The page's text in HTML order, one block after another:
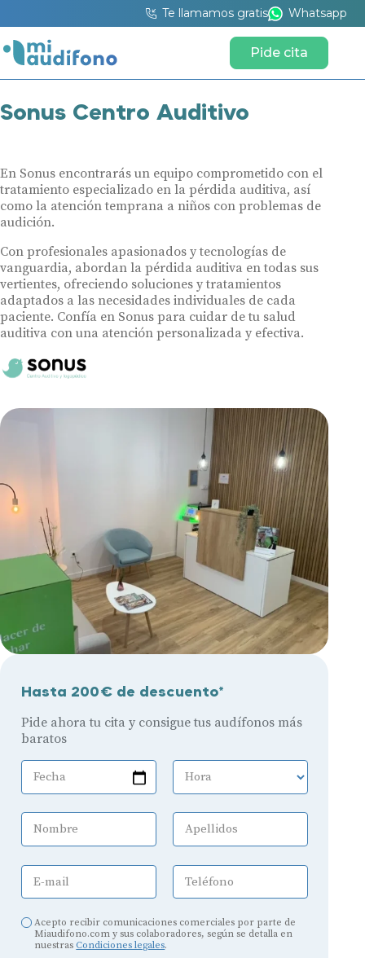
Te llamamos gratis Whatsapp
Pide cita
Sonus Centro Auditivo
En Sonus encontrarás un equipo comprometido con el
tratamiento especializado en la pérdida auditiva, así
como la atención temprana a niños con problemas de
audición.
Con profesionales apasionados y tecnologías de
vanguardia, abordan la pérdida auditiva en todas sus
vertientes, ofreciendo soluciones y tratamientos
adaptados a las necesidades individuales de cada
paciente. Confía en Sonus para cuidar de tu salud
auditiva con una atención personalizada y efectiva.
Hasta 200€ de descuento*
Pide ahora tu cita y consigue tus audífonos más
baratos
Fecha Hora
Nombre Apellidos
E-mail Teléfono
Acepto recibir comunicaciones comerciales por parte de
Miaudifono.com y sus colaboradores, según se detalla en
nuestras Condiciones legales.